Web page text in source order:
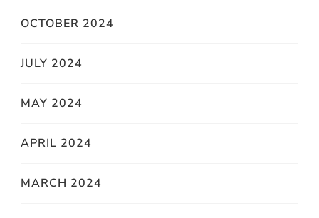
OCTOBER 2024
JULY 2024
MAY 2024
APRIL 2024
MARCH 2024